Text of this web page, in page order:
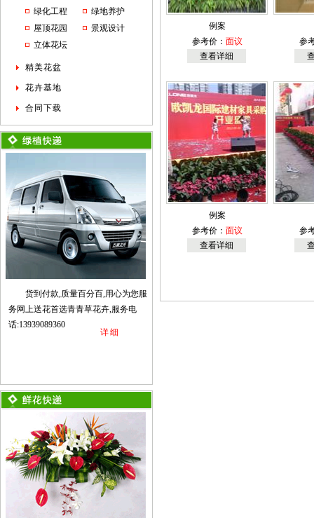
绿化工程
绿地养护
屋顶花园
景观设计
立体花坛
精美花盆
花卉基地
合同下载
货到付款,质量百分百,用心为您服
务网上送花首选青青草花卉,服务电
话:13939089360
详细
例案
参考价： 面议
查看详细
参
例案
参考价： 面议
查看详细
参